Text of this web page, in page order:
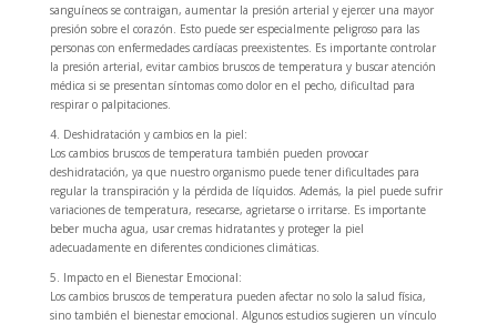
sanguíneos se contraigan, aumentar la presión arterial y ejercer una mayor
presión sobre el corazón. Esto puede ser especialmente peligroso para las
personas con enfermedades cardíacas preexistentes. Es importante controlar
la presión arterial, evitar cambios bruscos de temperatura y buscar atención
médica si se presentan síntomas como dolor en el pecho, dificultad para
respirar o palpitaciones.
4. Deshidratación y cambios en la piel:
Los cambios bruscos de temperatura también pueden provocar
deshidratación, ya que nuestro organismo puede tener dificultades para
regular la transpiración y la pérdida de líquidos. Además, la piel puede sufrir
variaciones de temperatura, resecarse, agrietarse o irritarse. Es importante
beber mucha agua, usar cremas hidratantes y proteger la piel
adecuadamente en diferentes condiciones climáticas.
5. Impacto en el Bienestar Emocional:
Los cambios bruscos de temperatura pueden afectar no solo la salud física,
sino también el bienestar emocional. Algunos estudios sugieren un vínculo